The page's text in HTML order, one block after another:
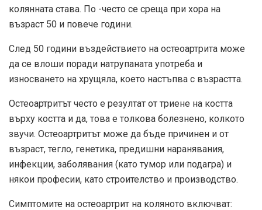
колянната става. По -често се среща при хора на
възраст 50 и повече години.
След 50 години въздействието на остеоартрита може
да се влоши поради натрупаната употреба и
износването на хрущяла, което настъпва с възрастта.
Остеоартритът често е резултат от триене на костта
върху костта и да, това е толкова болезнено, колкото
звучи. Остеоартритът може да бъде причинен и от
възраст, тегло, генетика, предишни наранявания,
инфекции, заболявания (като тумор или подагра) и
някои професии, като строителство и производство.
Симптомите на остеоартрит на коляното включват: